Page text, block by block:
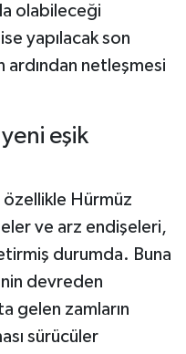
olabileceği
yapılacak son
netleşmesi
eşik
özellikle Hürmüz
ve arz endişeleri,
durumda. Buna
devreden
gelen zamların
sürücüler